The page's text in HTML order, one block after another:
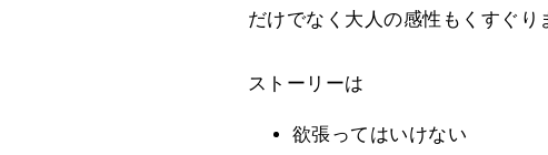
だけでなく大人の感性もくすぐり
ストーリーは
欲張ってはいけない